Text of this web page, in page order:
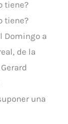
tiene?
tiene?
Domingo a
de la
una